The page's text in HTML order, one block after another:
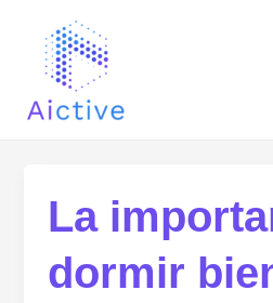
contenido
La
dormir